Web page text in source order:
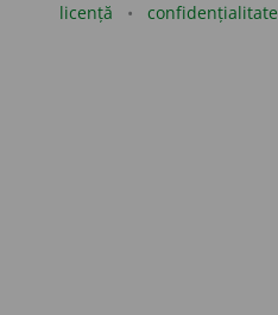
licență confidențialitate